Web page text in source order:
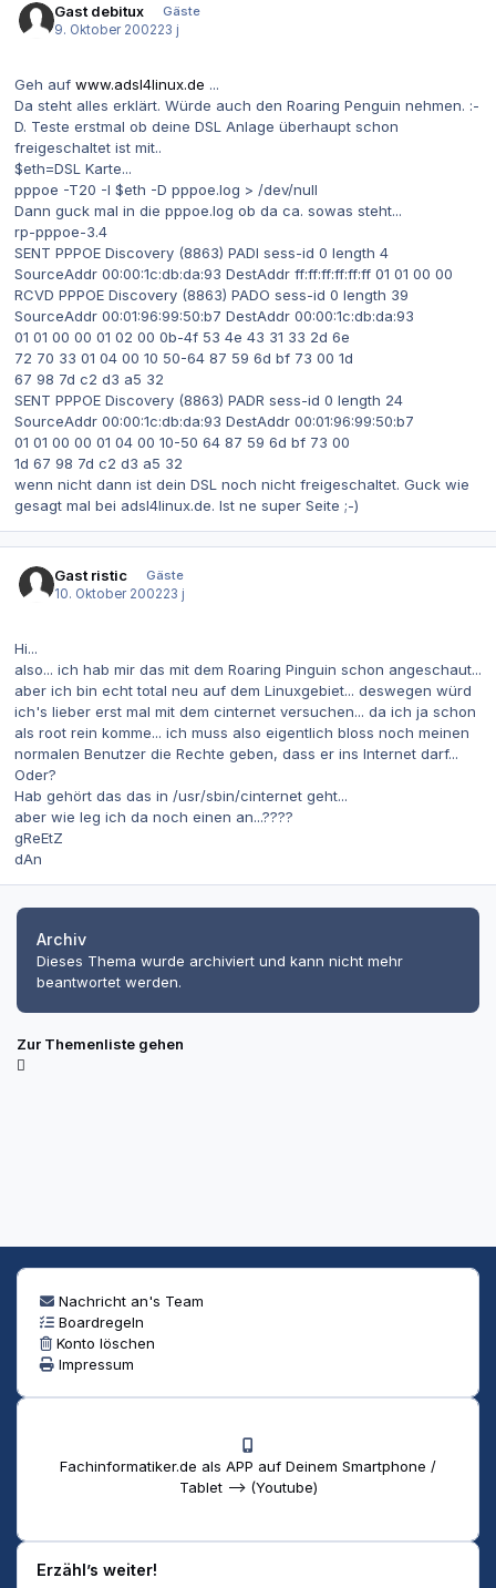
Gast debitux
Gäste
9. Oktober 200223 j
Geh auf www.adsl4linux.de ...
Da steht alles erklärt. Würde auch den Roaring Penguin nehmen. :-
D. Teste erstmal ob deine DSL Anlage überhaupt schon
freigeschaltet ist mit..
$eth=DSL Karte...
pppoe -T20 -I $eth -D pppoe.log > /dev/null
Dann guck mal in die pppoe.log ob da ca. sowas steht...
rp-pppoe-3.4
SENT PPPOE Discovery (8863) PADI sess-id 0 length 4
SourceAddr 00:00:1c:db:da:93 DestAddr ff:ff:ff:ff:ff:ff 01 01 00 00
RCVD PPPOE Discovery (8863) PADO sess-id 0 length 39
SourceAddr 00:01:96:99:50:b7 DestAddr 00:00:1c:db:da:93
01 01 00 00 01 02 00 0b-4f 53 4e 43 31 33 2d 6e
72 70 33 01 04 00 10 50-64 87 59 6d bf 73 00 1d
67 98 7d c2 d3 a5 32
SENT PPPOE Discovery (8863) PADR sess-id 0 length 24
SourceAddr 00:00:1c:db:da:93 DestAddr 00:01:96:99:50:b7
01 01 00 00 01 04 00 10-50 64 87 59 6d bf 73 00
1d 67 98 7d c2 d3 a5 32
wenn nicht dann ist dein DSL noch nicht freigeschaltet. Guck wie
gesagt mal bei adsl4linux.de. Ist ne super Seite ;-)
Gast ristic
Gäste
10. Oktober 200223 j
Hi...
also... ich hab mir das mit dem Roaring Pinguin schon angeschaut...
aber ich bin echt total neu auf dem Linuxgebiet... deswegen würd
ich's lieber erst mal mit dem cinternet versuchen... da ich ja schon
als root rein komme... ich muss also eigentlich bloss noch meinen
normalen Benutzer die Rechte geben, dass er ins Internet darf...
Oder?
Hab gehört das das in /usr/sbin/cinternet geht...
aber wie leg ich da noch einen an...????
gReEtZ
dAn
Archiv
Dieses Thema wurde archiviert und kann nicht mehr
beantwortet werden.
Zur Themenliste gehen
Nachricht an's Team
Boardregeln
Konto löschen
Impressum
Fachinformatiker.de als APP auf Deinem Smartphone /
Tablet --> (Youtube)
Erzähl’s weiter!